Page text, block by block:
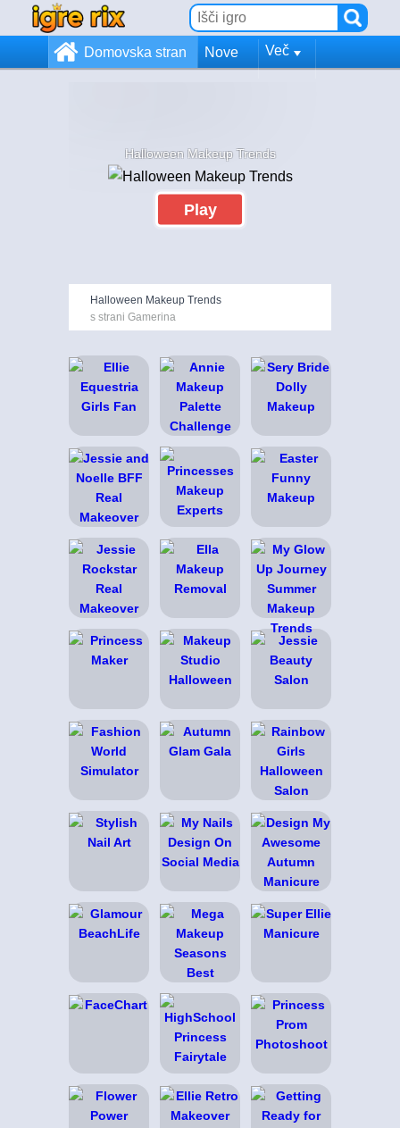
Domovska stran Nove Več
Halloween Makeup Trends
Play
Halloween Makeup Trends
s strani Gamerina